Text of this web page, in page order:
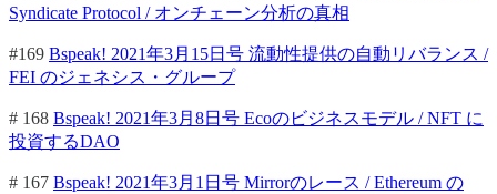
Syndicate Protocol / オンチェーン分析の真相
#169 Bspeak! 2021年3月15日号 流動性提供の自動リバランス /
FEI のジェネシス・グループ
# 168 Bspeak! 2021年3月8日号 Ecoのビジネスモデル / NFT に
投資するDAO
# 167 Bspeak! 2021年3月1日号 Mirrorのレース / Ethereum の